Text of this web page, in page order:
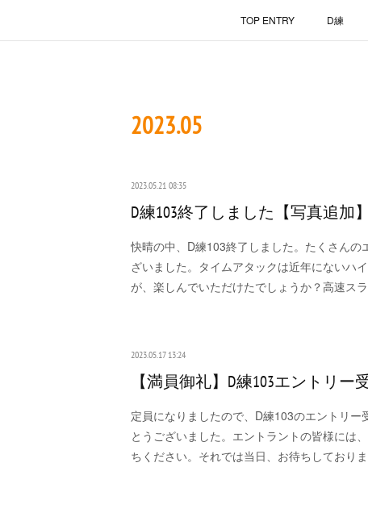
TOP ENTRY D練
2023.05
2023.05.21 08:35
D練103終了しました【写真追加】
快晴の中、D練103終了しました。たくさんの
ざいました。タイムアタックは近年にないハ
が、楽しんでいただけたでしょうか？高速ス
2023.05.17 13:24
【満員御礼】D練103エントリー
定員になりましたので、D練103のエントリ
とうございました。エントラントの皆様には
ちください。それでは当日、お待ちしておりま